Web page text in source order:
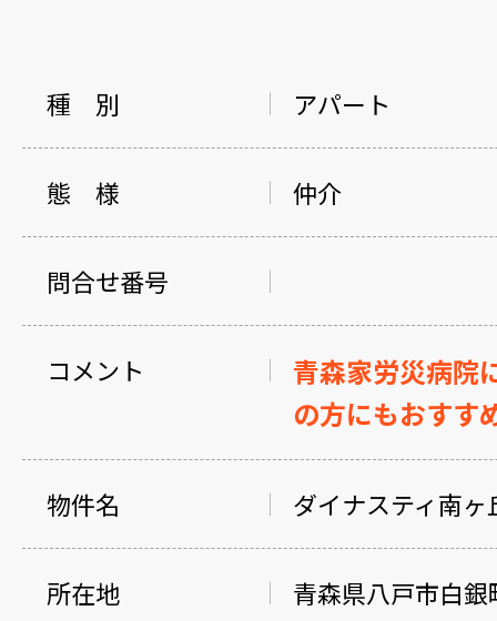
種 別 アパート
態 様 仲介
問合せ番号
コメント
青森家労災病院
の方にもおすす
物件名 ダイナスティ南
所在地
青森県八戸市白